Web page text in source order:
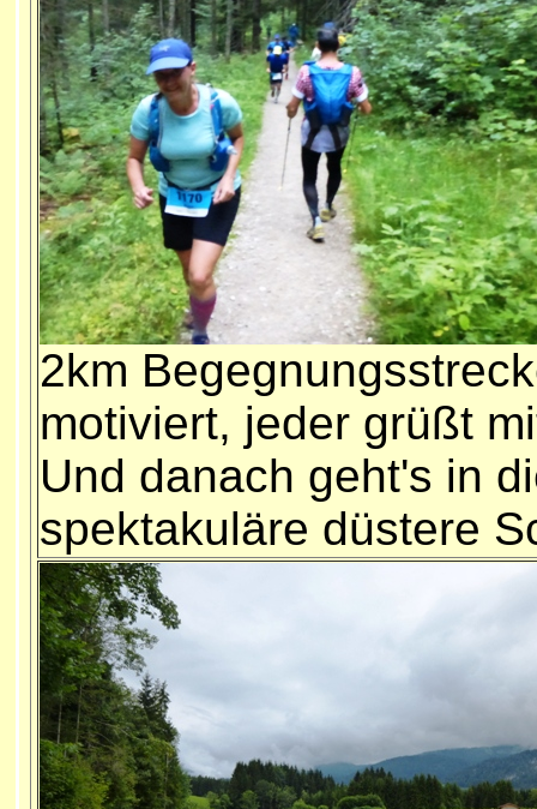
2km
motiviert, jeder grüßt
Und danach geht's in
spektakuläre düstere